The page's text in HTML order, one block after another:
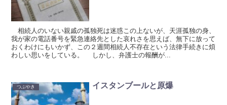
相続人のいない親戚の孤独死は迷惑この上ないが、天涯孤独の身、
我が家の電話番号を緊急連絡先とした哀れさを思えば、無下に放って
おくわけにもいかず、この２週間相続人不存在という法律手続きに煩
わしい思いをしている。 しかし、弁護士の報酬が...
つぶやき イスタンブールと原爆